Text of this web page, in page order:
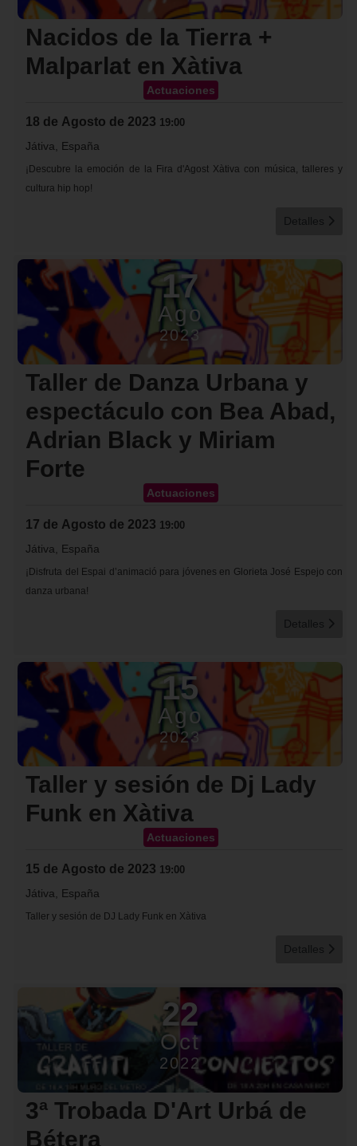
Nacidos de la Tierra +
Malparlat en Xàtiva
Actuaciones
18 de Agosto de 2023 19:00
Játiva, España
¡Descubre la emoción de la Fira d'Agost Xàtiva con música, talleres y
cultura hip hop!
Detalles
17
Ago
2023
Taller de Danza Urbana y
espectáculo con Bea Abad,
Adrian Black y Miriam
Forte
Actuaciones
17 de Agosto de 2023 19:00
Játiva, España
¡Disfruta del Espai d’animació para jóvenes en Glorieta José Espejo con
danza urbana!
Detalles
15
Ago
2023
Taller y sesión de Dj Lady
Funk en Xàtiva
Actuaciones
15 de Agosto de 2023 19:00
Játiva, España
Taller y sesión de DJ Lady Funk en Xàtiva
Detalles
22
Oct
2022
3ª Trobada D'Art Urbá de
Bétera